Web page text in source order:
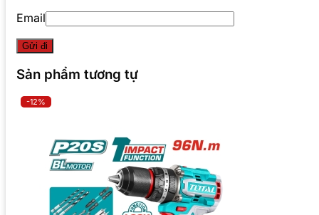
Email
Sản phẩm tương tự
-12%